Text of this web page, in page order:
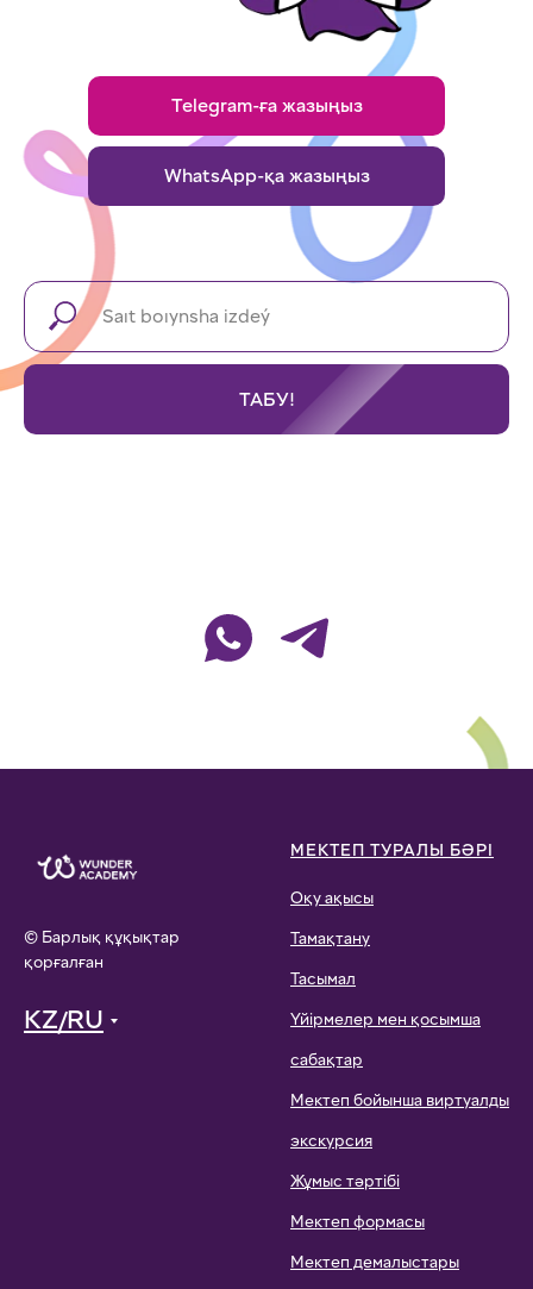
Telegram-ға жазыңыз
WhatsApp-қа жазыңыз
ТАБУ!
© Барлық құқықтар
қорғалған
KZ/RU
МЕКТЕП ТУРАЛЫ БӘРІ
Оқу ақысы
Тамақтану
Тасымал
Үйірмелер мен қосымша
сабақтар
Мектеп бойынша виртуалды
экскурсия
Жұмыс тәртібі
Мектеп формасы
Мектеп демалыстары